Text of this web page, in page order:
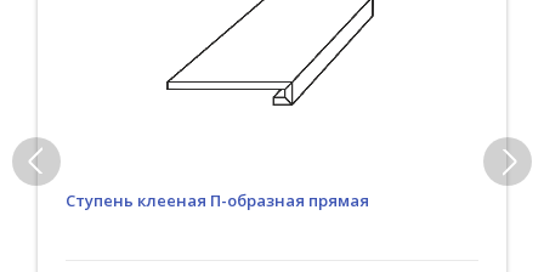
Ступень клееная П-образная прямая